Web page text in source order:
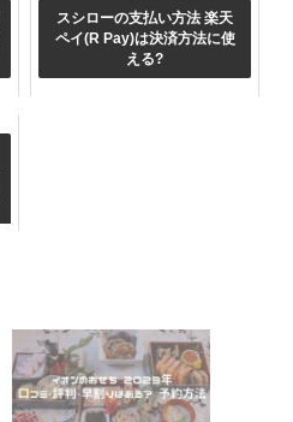
スシローの支払い方法 楽天
ペイ(R Pay)は決済方法に使
える?